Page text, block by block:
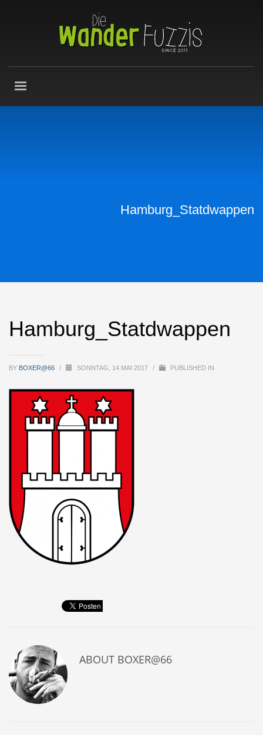
Hamburg_Statdwappen
Hamburg_Statdwappen
BY BOXER@66 / SONNTAG, 14 MAI 2017 / PUBLISHED IN
ABOUT BOXER@66